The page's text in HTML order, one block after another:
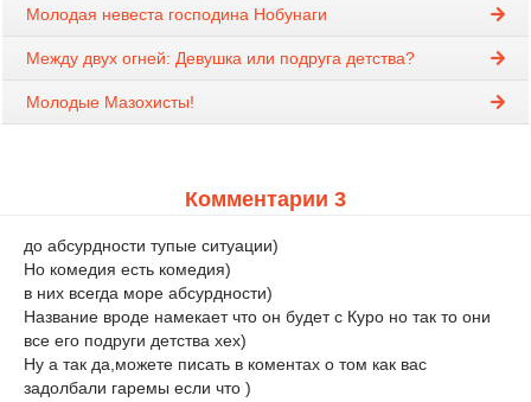
Молодая невеста господина Нобунаги
Между двух огней: Девушка или подруга детства?
Молодые Мазохисты!
Комментарии 3
до абсурдности тупые ситуации)
Но комедия есть комедия)
в них всегда море абсурдности)
Название вроде намекает что он будет с Куро но так то они
все его подруги детства хех)
Ну а так да,можете писать в коментах о том как вас
задолбали гаремы если что )